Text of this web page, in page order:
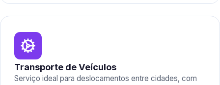
Transporte de Veículos
Serviço ideal para deslocamentos entre cidades, com